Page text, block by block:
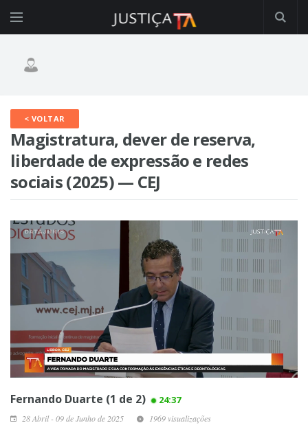
< VOLTAR
Magistratura, dever de reserva,
liberdade de expressão e redes
sociais (2025) — CEJ
Fernando Duarte (1 de 2) 24:37
28 Abril - 09 de Junho de 2025 1969 visualizações